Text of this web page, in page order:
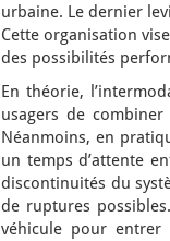
urbaine. Le dernier
Cette organisation
des possibilités
En théorie,
usagers de
Néanmoins, en
un temps d’attente
discontinuités du
de ruptures
véhicule pour entrer